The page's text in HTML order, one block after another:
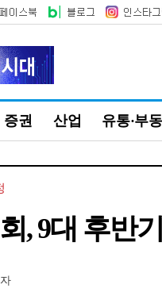
증권 산업 유통·부
, 9대 후반